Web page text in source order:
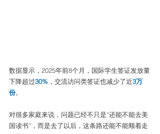
数据显示，2025年前8个月，国际学生签证发放量
下降超过30% ，交流访问类签证也减少了近3万
份。
对很多家庭来说，问题已经不只是“还能不能去美
国读书”，而是去了以后，这条路还能不能顺着走